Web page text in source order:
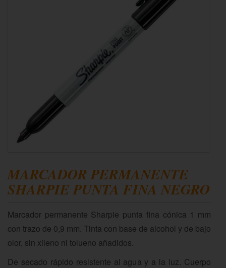
MARCADOR PERMANENTE
SHARPIE PUNTA FINA NEGRO
Marcador permanente Sharpie punta fina cónica 1 mm
con trazo de 0,9 mm. Tinta con base de alcohol y de bajo
olor, sin xileno ni tolueno añadidos.
De secado rápido resistente al agua y a la luz. Cuerpo